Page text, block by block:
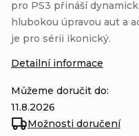
Můžeme doručit do:
11.8.2026
Možnosti doručení
pro PS3 přináší
hlubokou úpravou aut a
je pro sérii ikonický.
Detailní informace